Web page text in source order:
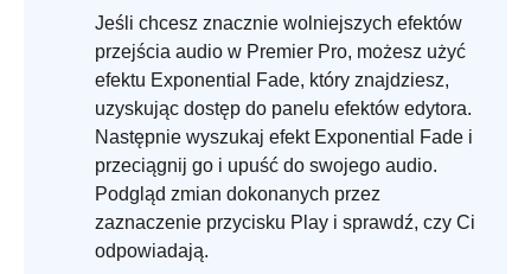
Jeśli chcesz znacznie wolniejszych efektów
przejścia audio w Premier Pro, możesz użyć
efektu Exponential Fade, który znajdziesz,
uzyskując dostęp do panelu efektów edytora.
Następnie wyszukaj efekt Exponential Fade i
przeciągnij go i upuść do swojego audio.
Podgląd zmian dokonanych przez
zaznaczenie przycisku Play i sprawdź, czy Ci
odpowiadają.